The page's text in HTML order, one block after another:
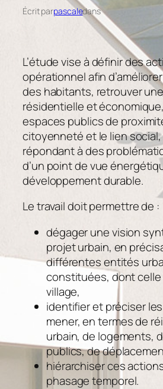
Écrit parpascaledans
L’étude vise à définir des
opérationnel afin
des habitants, retrouver
résidentielle et
espaces publics de
citoyenneté et le lien
répondant à des
d’un point de vue
développement durable.
Le travail doit permettre de :
dégager une vision
projet urbain, en
différentes entités
constituées, dont
village,
identifier et préciser
mener, en termes de
urbain, de logements,
publics, de
hiérarchiser ces
phasage temporel.